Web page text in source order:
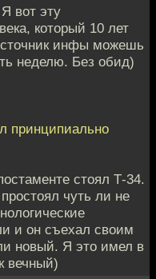
вот эту
который 10 лет
инфы можешь
неделю. Без обид)
принципиально
стоял Т-34.
чуть ли не
и он съехал своим
новый. Я это имел в
вечный)